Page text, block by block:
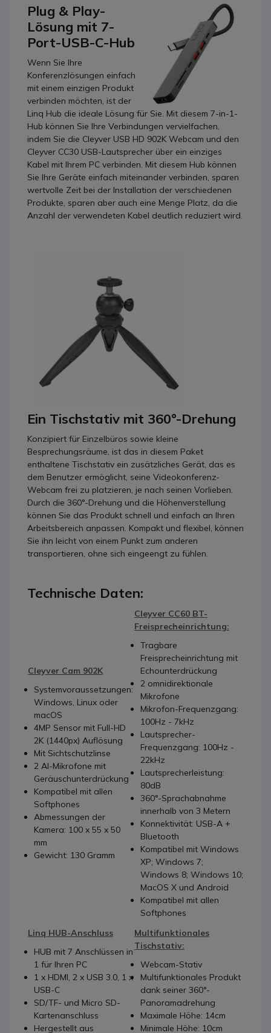
Plug & Play-
Lösung mit 7-
Port-USB-C-Hub
Wenn Sie Ihre
Konferenzlösungen einfach
mit einem einzigen Produkt
verbinden möchten, ist der
Linq Hub die ideale Lösung für Sie. Mit diesem 7-in-1-
Hub können Sie Ihre Verbindungen vervielfachen,
indem Sie die Cleyver USB HD 902K Webcam und den
Cleyver CC30 USB-Lautsprecher über ein einziges
Kabel mit Ihrem PC verbinden. Mit diesem Hub können
Sie Ihre Geräte einfach miteinander verbinden, sparen
wertvolle Zeit bei der Installation der verschiedenen
Produkte, sparen aber auch eine Menge Platz, da die
Anzahl der verwendeten Kabel deutlich reduziert wird.
Ein Tischstativ mit 360°-Drehung
Konzipiert für Einzelbüros sowie kleine
Besprechungsräume, ist das in diesem Paket
enthaltene Tischstativ ein zusätzliches Gerät, das es
dem Benutzer ermöglicht, seine Videokonferenz-
Webcam frei zu platzieren, je nach seinen Vorlieben.
Durch die 360°-Drehung und die Höhenverstellung
können Sie das Produkt schnell und einfach an Ihren
Arbeitsbereich anpassen. Kompakt und flexibel, können
Sie ihn leicht von einem Punkt zum anderen
transportieren, ohne sich eingeengt zu fühlen.
Technische Daten:
Cleyver Cam 902K
Systemvoraussetzungen:
Windows, Linux oder
macOS
4MP Sensor mit Full-HD
2K (1440px) Auflösung
Mit Sichtschutzlinse
2 AI-Mikrofone mit
Geräuschunterdrückung
Kompatibel mit allen
Softphones
Abmessungen der
Kamera: 100 x 55 x 50
mm
Gewicht: 130 Gramm
Cleyver CC60 BT-
Freisprecheinrichtung:
Tragbare
Freisprecheinrichtung mit
Echounterdrückung
2 omnidirektionale
Mikrofone
Mikrofon-Frequenzgang:
100Hz - 7kHz
Lautsprecher-
Frequenzgang: 100Hz -
22kHz
Lautsprecherleistung:
80dB
360°-Sprachabnahme
innerhalb von 3 Metern
Konnektivität: USB-A +
Bluetooth
Kompatibel mit Windows
XP; Windows 7;
Windows 8; Windows 10;
MacOS X und Android
Kompatibel mit allen
Softphones
Linq HUB-Anschluss
HUB mit 7 Anschlüssen in
1 für Ihren PC
1 x HDMI, 2 x USB 3.0, 1 x
USB-C
SD/TF- und Micro SD-
Kartenanschluss
Hergestellt aus
Multifunktionales
Tischstativ:
Webcam-Stativ
Multifunktionales Produkt
dank seiner 360°-
Panoramadrehung
Maximale Höhe: 14cm
Minimale Höhe: 10cm